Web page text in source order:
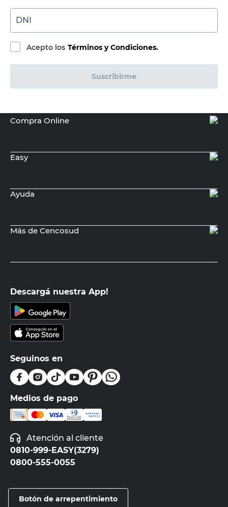
DNI
Acepto los Términos y Condiciones.
Suscribirme
Compra Online
Easy
Ayuda
Más de Cencosud
Descargá nuestra App!
Seguinos en
Medios de pago
Atención al cliente
0810-999-EASY(3279)
0800-555-0055
Botón de arrepentimiento